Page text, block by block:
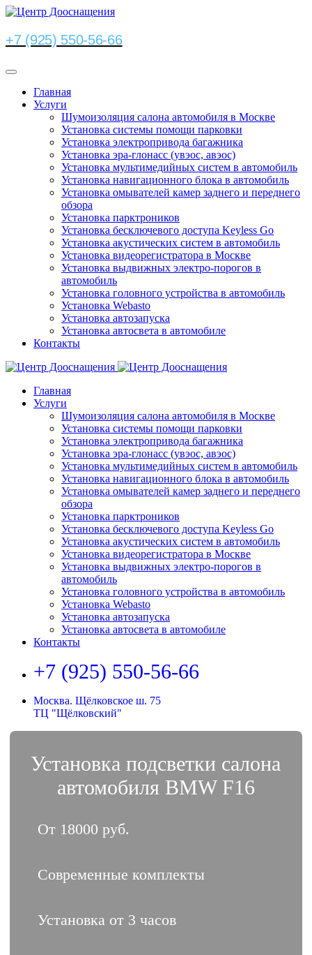
+7 (925) 550-56-66
Главная
Услуги
Шумоизоляция салона автомобиля в Москве
Установка системы помощи парковки
Установка электропривода багажника
Установка эра-глонасс (увэос, авэос)
Установка мультимедийных систем в автомобиль
Установка навигационного блока в автомобиль
Установка омывателей камер заднего и переднего
обзора
Установка парктроников
Установка бесключевого доступа Keyless Go
Установка акустических систем в автомобиль
Установка видеорегистратора в Москве
Установка выдвижных электро-порогов в
автомобиль
Установка головного устройства в автомобиль
Установка Webasto
Установка автозапуска
Установка автосвета в автомобиле
Контакты
Главная
Услуги
Шумоизоляция салона автомобиля в Москве
Установка системы помощи парковки
Установка электропривода багажника
Установка эра-глонасс (увэос, авэос)
Установка мультимедийных систем в автомобиль
Установка навигационного блока в автомобиль
Установка омывателей камер заднего и переднего
обзора
Установка парктроников
Установка бесключевого доступа Keyless Go
Установка акустических систем в автомобиль
Установка видеорегистратора в Москве
Установка выдвижных электро-порогов в
автомобиль
Установка головного устройства в автомобиль
Установка Webasto
Установка автозапуска
Установка автосвета в автомобиле
Контакты
+7 (925) 550-56-66
Москва. Щёлковское ш. 75
ТЦ "Щёлковский"
Установка подсветки салона
автомобиля BMW F16
От 18000 руб.
Современные комплекты
Установка от 3 часов